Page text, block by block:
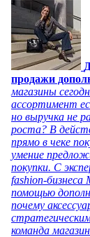
продажи
магазины
ассортимент
но выручка не
роста? В
прямо в чеке
умение
покупки. С
fashion-бизнеса
помощью
почему
команда